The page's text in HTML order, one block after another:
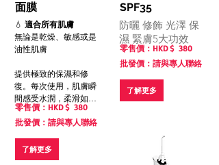
面膜
💧 適合所有肌膚
無論是乾燥、敏感或是
油性肌膚
提供極致的保濕和修
復。每次使用，肌膚瞬
間感受水潤，柔滑如
絲。
零售價：HKD $ 380
批發價：請與專人聯絡
了解更多
SPF35
防曬 修飾 光澤 保
濕 緊膚5大功效
零售價：HKD $ 380
批發價：請與專人聯絡
了解更多